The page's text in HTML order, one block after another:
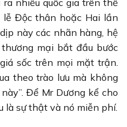
lễ Độc thân hoặc Hai lần
này các nhãn hàng, hệ
mại bắt đầu bước
sốc trên mọi mặt trận.
theo trào lưu mà không
Để Mr Dương kể cho
là sự thật và nó miễn phí.